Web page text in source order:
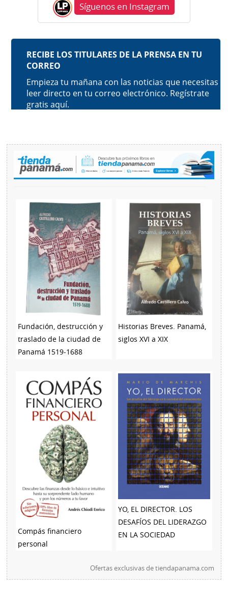
Síguenos en Instagram
Fundación, destrucción y
traslado de la ciudad de
Panamá 1519-1688
Historias Breves. Panamá,
siglos XVI a XIX
Compás financiero
personal
YO, EL DIRECTOR. LOS
DESAFÍOS DEL LIDERAZGO
EN LA SOCIEDAD
Ofertas exclusivas detiendapanama.com